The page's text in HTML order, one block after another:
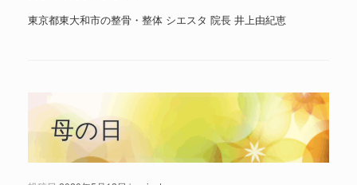
東京都東大和市の整骨・整体 シエスタ 院長 井上由紀恵
母の日